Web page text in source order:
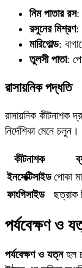
নিম পাতার রস:
রসুনের মিশ্রণ:
মারিগোল্ড:
তুলসী পাতা:
রাসায়নিক পদ্ধতি
রাসায়নিক কীটনাশক
নির্দেশিকা মেনে চলুন।
কীটনাশক
ইনসেক্টিসাইড পোকা
ফাংগিসাইড
ছত্রাক
পর্যবেক্ষণ ও
পর্যবেক্ষণ ও যত্নহল